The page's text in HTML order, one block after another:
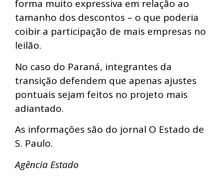
forma muito expressiva em relação ao
tamanho dos descontos – o que poderia
coibir a participação de mais empresas no
leilão.
No caso do Paraná, integrantes da
transição defendem que apenas ajustes
pontuais sejam feitos no projeto mais
adiantado.
As informações são do jornal O Estado de
S. Paulo.
Agência Estado